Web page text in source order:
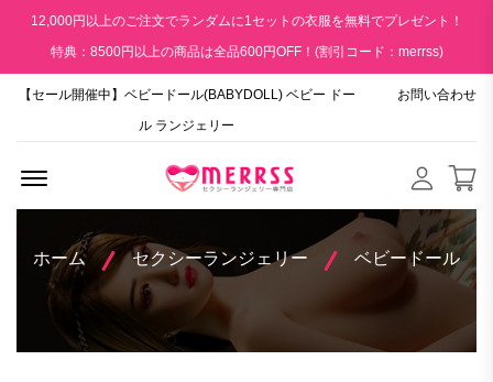
12,000円以上のご注文でランダムに1セットの衣服を無料でプレゼント！
特典：8500円以上の商品は全品600円OFF！(割引コード：merrss)
【セール開催中】ベビードール(BABYDOLL) ベビー ドー
ル ランジェリー
お問い合わせ
ホーム セクシーランジェリー ベビードール